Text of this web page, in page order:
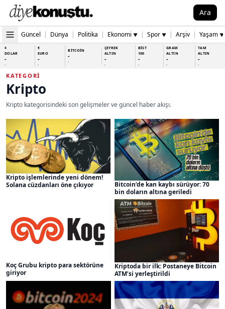
Ara
Güncel | Dünya | Politika | Ekonomi ▼ | Spor ▼ | Arşiv | Yaşam ▼
$
DOLAR
-
-
€
EURO
-
-
BİTCOİN
-
-
ÇEYREK
ALTIN
-
-
BİST
100
-
-
GRAM
ALTIN
-
-
TAM
ALTIN
-
-
KATEGORI
Kripto
Kripto kategorisindeki son gelişmeler ve güncel haber akışı.
Kripto işlemlerinde yeni dönem!
Solana cüzdanları öne çıkıyor
Bitcoin’de kan kaybı sürüyor: 70
bin doların altına geriledi
Koç Grubu kripto para sektörüne
giriyor
Kriptoda bir ilk: Postaneye Bitcoin
ATM’si yerleştirildi